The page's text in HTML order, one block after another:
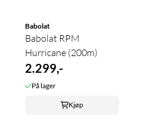
Babolat
Babolat RPM
Hurricane (200m)
2.299,-
På lager
Kjøp